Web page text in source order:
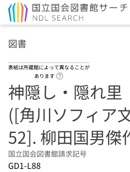
図書
表紙は所蔵館によって異なることが
あります
神隠し・隠れ里
([角川ソフィア
52]. 柳田国男傑
国立国会図書館請求記号
GD1-L88